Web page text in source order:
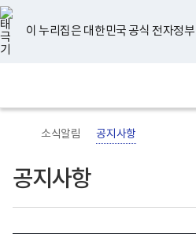
너
비
767px
이
하
이 누리집은 대한민국 공식 전자정
지메
홈
소식알림 공지사항
공지사항
유
튜
브
페
이
스
북
인
스
타
그
램
블
로
그